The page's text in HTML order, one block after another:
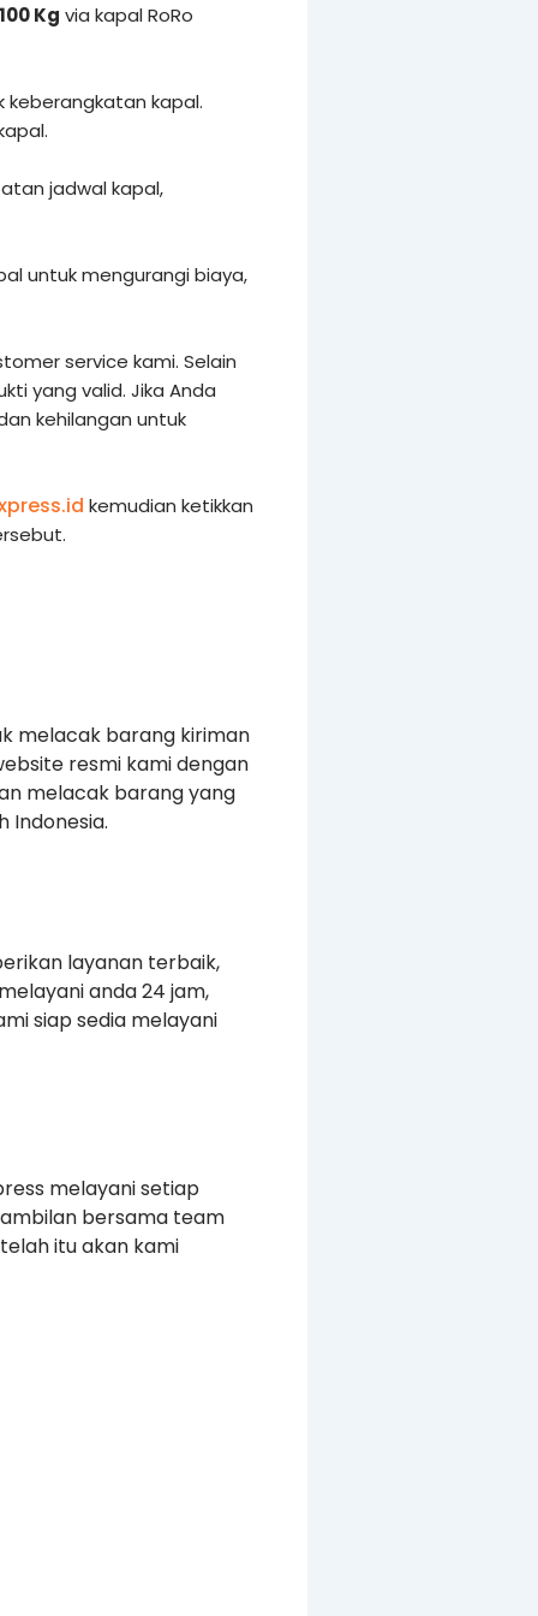
100 Kg via kapal RoRo
kapal.
jadwal kapal,
untuk mengurangi biaya,
service kami. Selain
yang valid. Jika Anda
kehilangan untuk
kemudian ketikkan
melacak barang kiriman
resmi kami dengan
melacak barang yang
Indonesia.
layanan terbaik,
anda 24 jam,
siap sedia melayani
melayani setiap
bersama team
itu akan kami